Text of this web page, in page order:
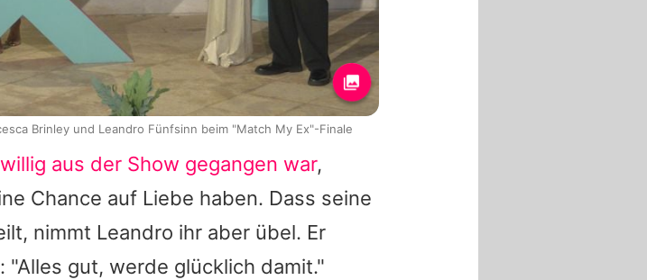
aus der Show gegangen war,
Chance auf Liebe haben. Dass seine
nimmt Leandro ihr aber übel. Er
gut, werde glücklich damit."
Brinley und Leandro Fünfsinn beim "Match My Ex"-Finale